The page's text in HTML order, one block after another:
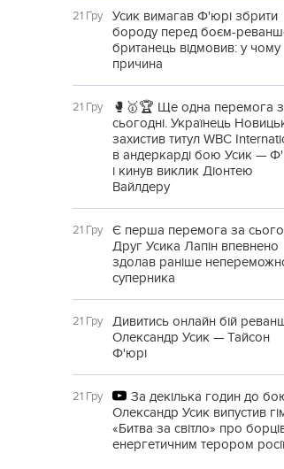
21 Гру
Усик вимагав Ф'юрі збрити
бороду перед боєм-
британець відмовив: у чому
причина
21 Гру
🥊🥇🏆 Ще одна перемога
сьогодні. Українець
захистив титул WBC
в андеркарді бою Усик —
і кинув виклик Діонтею
Вайлдеру
21 Гру
Є перша перемога за
Друг Усика Лапін впевнено
здолав раніше
суперника
21 Гру
Дивитись онлайн бій
Олександр Усик — Тайсон
Ф'юрі
21 Гру
За декілька годин до
Олександр Усик випустив
«Битва за світло» про
енергетичним терором росії